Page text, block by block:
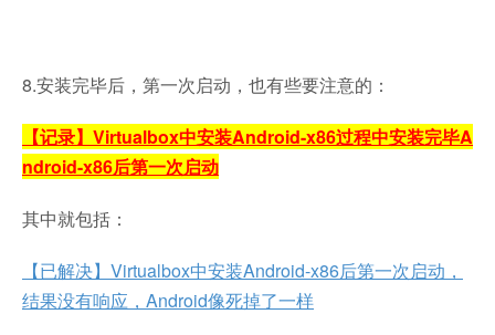
8.安装完毕后，第一次启动，也有些要注意的：
【记录】Virtualbox中安装Android-x86过程中安装完毕A
ndroid-x86后第一次启动
其中就包括：
【已解决】Virtualbox中安装Android-x86后第一次启动，
结果没有响应，Android像死掉了一样